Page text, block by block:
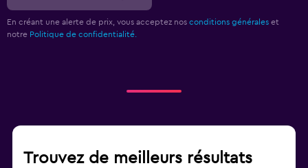
En créant une alerte de prix, vous acceptez nos conditions générales et
notre Politique de confidentialité.
Trouvez de meilleurs résultats